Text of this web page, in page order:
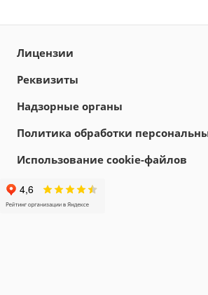
Лицензии
Реквизиты
Надзорные органы
Политика обработки
Использование cookie-файлов